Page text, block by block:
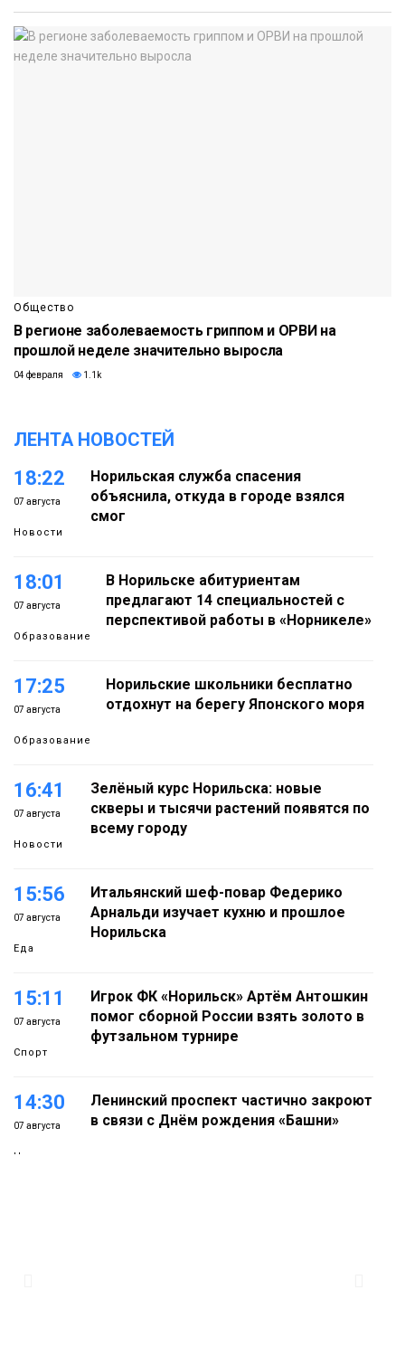
Общество
В регионе заболеваемость гриппом и ОРВИ на
прошлой неделе значительно выросла
04 февраля 1.1k
ЛЕНТА НОВОСТЕЙ
18:22
07 августа
Новости
Норильская служба спасения
объяснила, откуда в городе взялся
смог
18:01
07 августа
Образование
В Норильске абитуриентам
предлагают 14 специальностей с
перспективой работы в «Норникеле»
17:25
07 августа
Образование
Норильские школьники бесплатно
отдохнут на берегу Японского моря
16:41
07 августа
Новости
Зелёный курс Норильска: новые
скверы и тысячи растений появятся по
всему городу
15:56
07 августа
Еда
Итальянский шеф-повар Федерико
Арнальди изучает кухню и прошлое
Норильска
15:11
07 августа
Спорт
Игрок ФК «Норильск» Артём Антошкин
помог сборной России взять золото в
футзальном турнире
14:30
07 августа
Новости
Ленинский проспект частично закроют
в связи с Днём рождения «Башни»